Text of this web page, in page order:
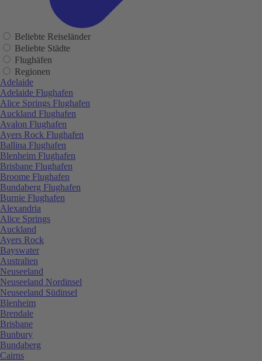
Beliebte Reiseländer
Beliebte Städte
Flughäfen
Regionen
Adelaide
Adelaide Flughafen
Alice Springs Flughafen
Auckland Flughafen
Avalon Flughafen
Ayers Rock Flughafen
Ballina Flughafen
Blenheim Flughafen
Brisbane Flughafen
Broome Flughafen
Bundaberg Flughafen
Burnie Flughafen
Alexandria
Alice Springs
Auckland
Ayers Rock
Bayswater
Australien
Neuseeland
Neuseeland Nordinsel
Neuseeland Südinsel
Blenheim
Brendale
Brisbane
Bunbury
Bundaberg
Cairns